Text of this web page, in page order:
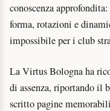
conoscenza
forma, rotazioni e
impossibile per i club
La Virtus Bologna ha
di assenza, riportando il
scritto pagine